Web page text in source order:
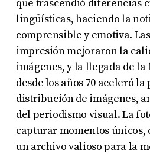
que trascendió diferencias
lingüísticas, haciendo la
comprensible y emotiva.
impresión mejoraron la
imágenes, y la llegada de
desde los años 70 aceleró
distribución de imágenes,
del periodismo visual. La
capturar momentos únicos,
un archivo valioso para la